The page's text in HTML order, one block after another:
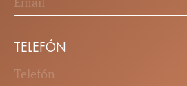
TELEFÓN